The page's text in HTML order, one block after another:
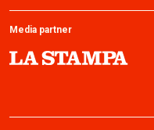
Media partner